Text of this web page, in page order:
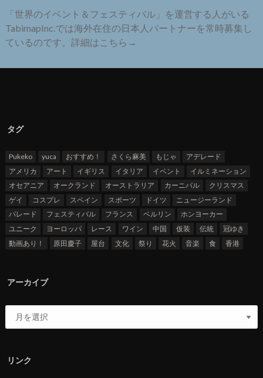
「世界のイベント＆フェスティバル」を運営する人がいる
TabimapInc.では海外在住の日本人パートナーを常時募集し
ているのです。詳細はこちら→
タグ
Pukeko yuca おすすめ！ さくら麻美 もじゃ
アデレード
アメリカ
アート イギリス イタリア イベント
イルミネーション
オセアニア
オークランド オーストラリア カーニバル
クリスマス
ゲイ
コスプレ スペイン スポーツ ドイツ
ニュージーランド
パレード
フェスティバル フランス ベルリン
ホンヨーカー
ユニーク
ヨーロッパ レース ワイン 中国 仮装 伝統
冠ゆき
動画あり！
原田慶子 屋台 文化 祭り 花火 音楽 食 香港
アーカイブ
リンク